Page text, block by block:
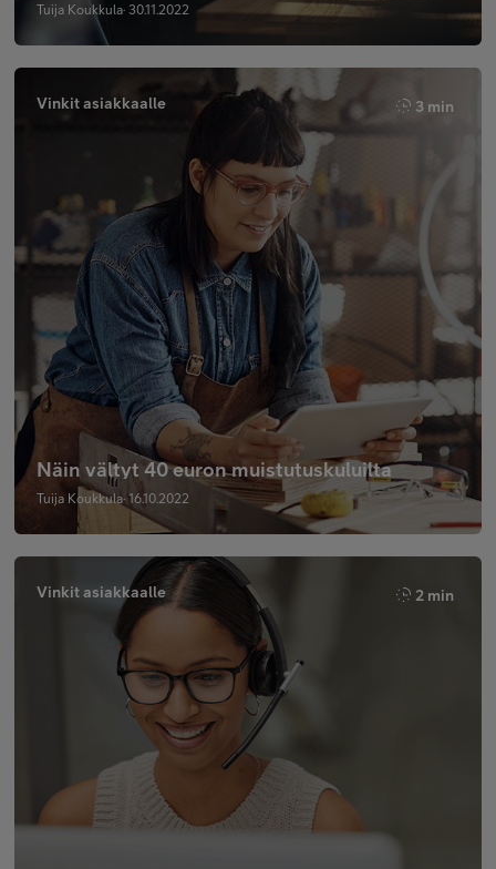
Tuija Koukkula· 30.11.2022
Vinkit asiakkaalle 3 min
Näin vältyt 40 euron muistutuskuluilta
Tuija Koukkula· 16.10.2022
Vinkit asiakkaalle 2 min